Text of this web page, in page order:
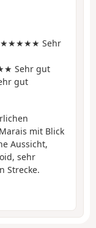
★★★★★ Sehr
Sehr gut
gut
mit Blick
Aussicht,
sehr
Strecke.